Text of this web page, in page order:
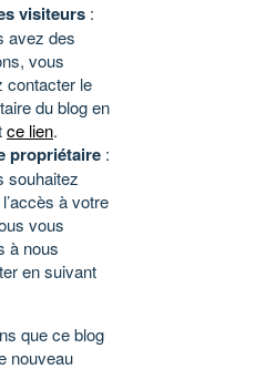
visiteurs :
avez des
vous
contacter le
du blog en
ce lien.
propriétaire :
souhaitez
à votre
vous
à nous
en suivant
que ce blog
nouveau